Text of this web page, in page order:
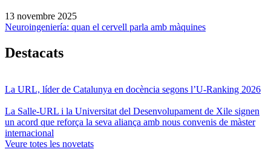
13 novembre 2025
Neuroingeniería: quan el cervell parla amb màquines
Destacats
La URL, líder de Catalunya en docència segons l’U-Ranking 2026
La Salle-URL i la Universitat del Desenvolupament de Xile signen
un acord que reforça la seva aliança amb nous convenis de màster
internacional
Veure totes les novetats